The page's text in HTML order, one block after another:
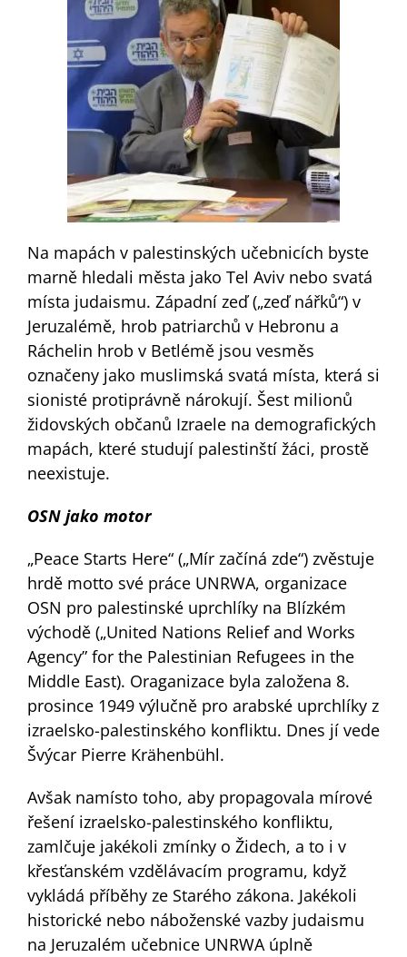
Na mapách v palestinských učebnicích byste
marně hledali města jako Tel Aviv nebo svatá
místa judaismu. Západní zeď („zeď nářků“) v
Jeruzalémě, hrob patriarchů v Hebronu a
Ráchelin hrob v Betlémě jsou vesměs
označeny jako muslimská svatá místa, která si
sionisté protiprávně nárokují. Šest milionů
židovských občanů Izraele na demografických
mapách, které studují palestinští žáci, prostě
neexistuje.
OSN jako motor
„Peace Starts Here“ („Mír začíná zde“) zvěstuje
hrdě motto své práce UNRWA, organizace
OSN pro palestinské uprchlíky na Blízkém
východě („United Nations Relief and Works
Agency” for the Palestinian Refugees in the
Middle East). Oraganizace byla založena 8.
prosince 1949 výlučně pro arabské uprchlíky z
izraelsko-palestinského konfliktu. Dnes jí vede
Švýcar Pierre Krähenbühl.
Avšak namísto toho, aby propagovala mírové
řešení izraelsko-palestinského konfliktu,
zamlčuje jakékoli zmínky o Židech, a to i v
křesťanském vzdělávacím programu, když
vykládá příběhy ze Starého zákona. Jakékoli
historické nebo náboženské vazby judaismu
na Jeruzalém učebnice UNRWA úplně